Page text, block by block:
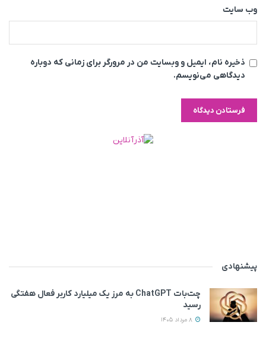
وب‌ سایت
ذخیره نام، ایمیل و وبسایت من در مرورگر برای زمانی که دوباره
دیدگاهی می‌نویسم.
پیشنهادی
چت‌بات ChatGPT به مرز یک میلیارد کاربر فعال هفتگی
رسید